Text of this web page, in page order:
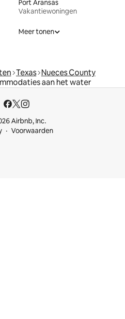
Port Aransas
Vakantiewoningen
Meer tonen
Texas Nueces County
aan het water
Airbnb, Inc.
Voorwaarden